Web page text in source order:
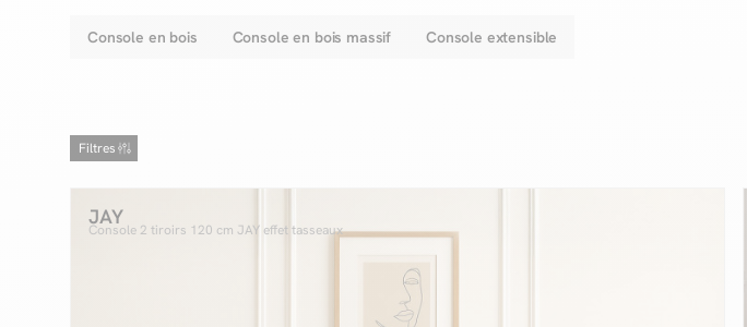
Console en bois Console en bois massif Console extensible
Filtres
JAY
Console 2 tiroirs 120 cm JAY effet tasseaux